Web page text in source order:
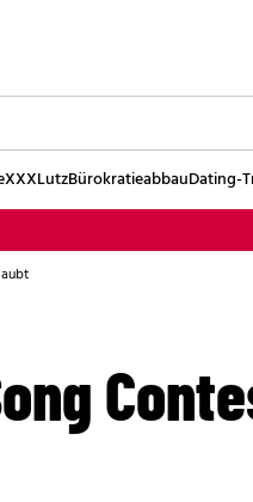
XXXLutzBürokratieabbauDating-